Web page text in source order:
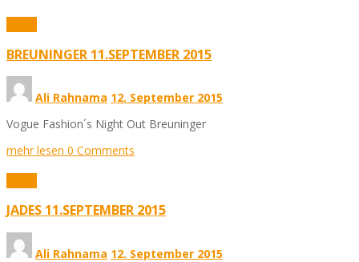
BREUNINGER 11.SEPTEMBER 2015
Ali Rahnama 12. September 2015
Vogue Fashion´s Night Out Breuninger
mehr lesen 0 Comments
JADES 11.SEPTEMBER 2015
Ali Rahnama 12. September 2015